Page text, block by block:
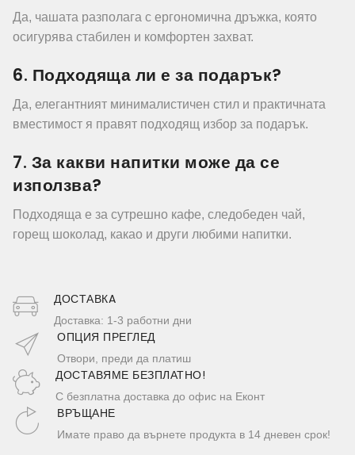
Да, чашата разполага с ергономична дръжка, която
осигурява стабилен и комфортен захват.
6. Подходяща ли е за подарък?
Да, елегантният минималистичен стил и практичната
вместимост я правят подходящ избор за подарък.
7. За какви напитки може да се
използва?
Подходяща е за сутрешно кафе, следобеден чай,
горещ шоколад, какао и други любими напитки.
ДОСТАВКA
Доставка: 1-3 работни дни
ОПЦИЯ ПРЕГЛЕД
Отвори, преди да платиш
ДОСТАВЯМЕ БЕЗПЛАТНО!
С безплатна доставка до офис на Еконт
ВРЪЩАНЕ
Имате право да върнете продукта в 14 дневен срок!